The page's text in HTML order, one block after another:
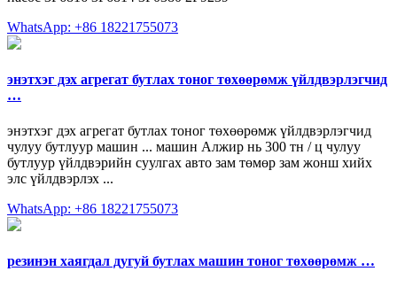
WhatsApp: +86 18221755073
энэтхэг дэх агрегат бутлах тоног төхөөрөмж үйлдвэрлэгчид
…
энэтхэг дэх агрегат бутлах тоног төхөөрөмж үйлдвэрлэгчид
чулуу бутлуур машин ... машин Алжир нь 300 тн / ц чулуу
бутлуур үйлдвэрийн суулгах авто зам төмөр зам жонш хийх
элс үйлдвэрлэх ...
WhatsApp: +86 18221755073
резинэн хаягдал дугуй бутлах машин тоног төхөөрөмж …